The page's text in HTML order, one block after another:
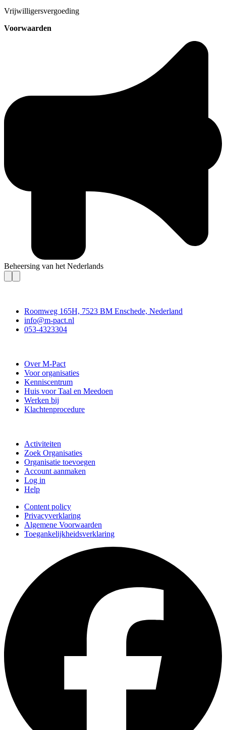
Vrijwilligersvergoeding
Voorwaarden
Beheersing van het Nederlands
Roomweg 165H, 7523 BM Enschede, Nederland
info@m-pact.nl
053-4323304
Over M-Pact
Voor organisaties
Kenniscentrum
Huis voor Taal en Meedoen
Werken bij
Klachtenprocedure
Activiteiten
Zoek Organisaties
Organisatie toevoegen
Account aanmaken
Log in
Help
Content policy
Privacyverklaring
Algemene Voorwaarden
Toegankelijkheidsverklaring